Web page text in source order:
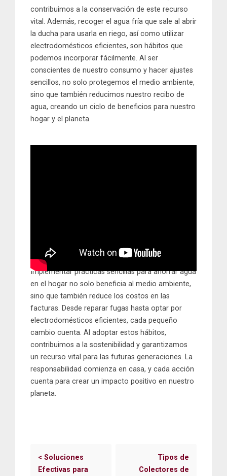
contribuimos a la conservación de este recurso
vital. Además, recoger el agua fría que sale al abrir
la ducha para usarla en riego, así como utilizar
electrodomésticos eficientes, son hábitos que
podemos incorporar fácilmente. Al ser
conscientes de nuestro consumo y hacer ajustes
sencillos, no solo protegemos el medio ambiente,
sino que también reducimos nuestro recibo de
agua, creando un ciclo de beneficios para nuestro
hogar y el planeta.
Implementar prácticas sencillas para ahorrar agua
en el hogar no solo beneficia al medio ambiente,
sino que también reduce los costos en las
facturas. Desde reparar fugas hasta optar por
electrodomésticos eficientes, cada pequeño
cambio cuenta. Al adoptar estos hábitos,
contribuimos a la sostenibilidad y garantizamos
un recurso vital para las futuras generaciones. La
responsabilidad comienza en casa, y cada acción
cuenta para crear un impacto positivo en nuestro
planeta.
< Soluciones
Efectivas para
Tipos de
Colectores de